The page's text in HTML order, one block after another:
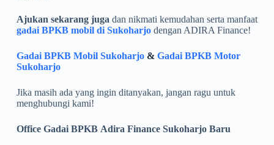
Ajukan sekarang juga dan nikmati kemudahan serta manfaat
gadai BPKB mobil di Sukoharjodengan ADIRA Finance!
Gadai BPKB Mobil Sukoharjo& Gadai BPKB Motor
Sukoharjo
Jika masih ada yang ingin ditanyakan, jangan ragu untuk
menghubungi kami!
Office Gadai BPKB Adira Finance Sukoharjo Baru